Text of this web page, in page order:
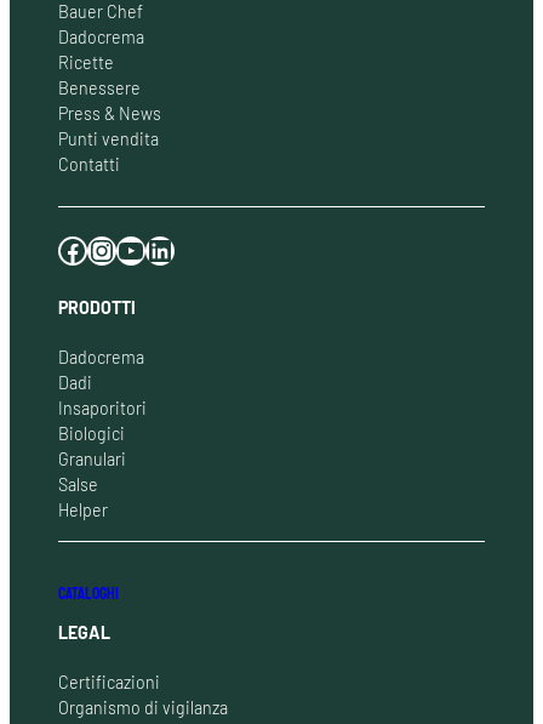
Bauer Chef
Dadocrema
Ricette
Benessere
Press & News
Punti vendita
Contatti
Facebook Instagram YouTube LinkedIn
PRODOTTI
Dadocrema
Dadi
Insaporitori
Biologici
Granulari
Salse
Helper
CATALOGHI
LEGAL
Certificazioni
Organismo di vigilanza